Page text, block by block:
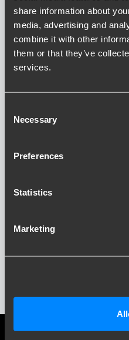
share information about
media, advertising and
combine it with other
them or that they’ve
services.
Selection
Necessary
Preferences
Statistics
Marketing
Flenskogel
updates direct in je